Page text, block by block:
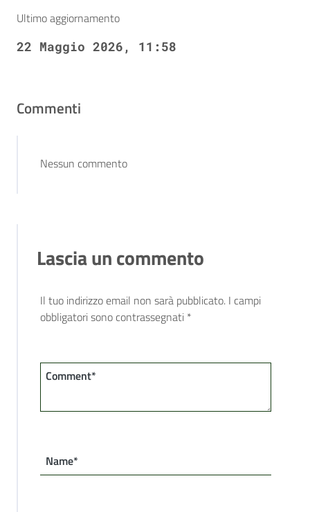
Ultimo aggiornamento
22 Maggio 2026, 11:58
Commenti
Nessun commento
Lascia un commento
Il tuo indirizzo email non sarà pubblicato. I campi
obbligatori sono contrassegnati *
Comment*
Name*